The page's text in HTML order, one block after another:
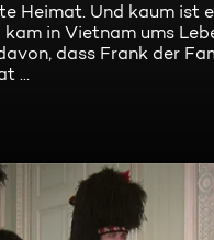
Heimat. Und kaum ist
in Vietnam ums
dass Frank der
...